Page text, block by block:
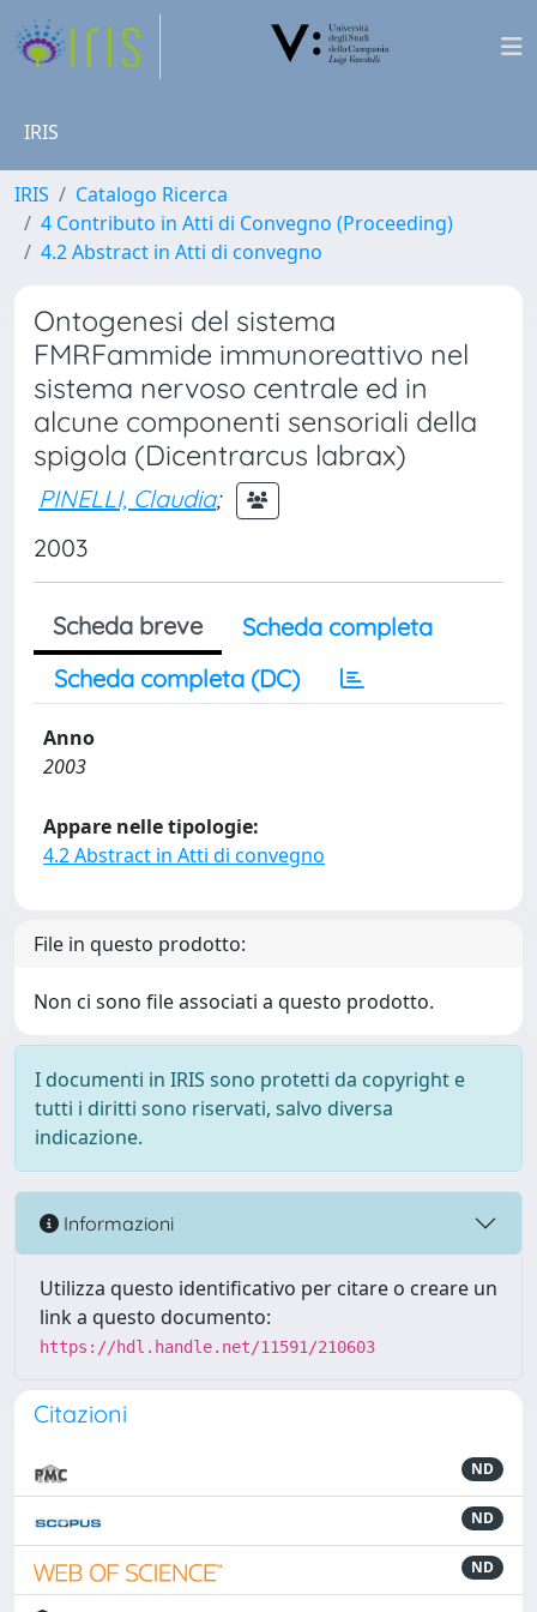
IRIS
IRIS
Catalogo Ricerca
4 Contributo in Atti di Convegno (Proceeding)
4.2 Abstract in Atti di convegno
Ontogenesi del sistema
FMRFammide immunoreattivo nel
sistema nervoso centrale ed in
alcune componenti sensoriali della
spigola (Dicentrarcus labrax)
PINELLI, Claudia;
2003
Scheda breve
Scheda completa
Scheda completa (DC)
Anno
2003
Appare nelle tipologie:
4.2 Abstract in Atti di convegno
File in questo prodotto:
Non ci sono file associati a questo prodotto.
I documenti in IRIS sono protetti da copyright e
tutti i diritti sono riservati, salvo diversa
indicazione.
Informazioni
Utilizza questo identificativo per citare o creare un
link a questo documento:
https://hdl.handle.net/11591/210603
Citazioni
ND
ND
ND